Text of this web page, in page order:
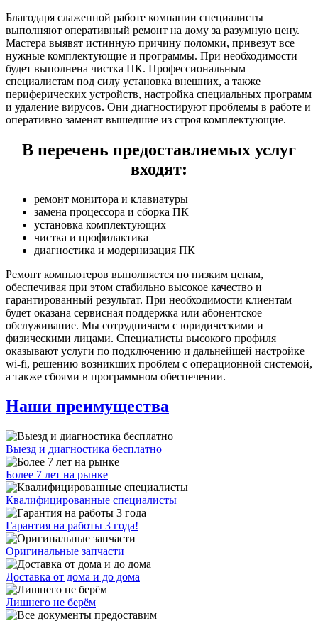
Благодаря слаженной работе компании специалисты
выполняют оперативный ремонт на дому за разумную цену.
Мастера выявят истинную причину поломки, привезут все
нужные комплектующие и программы. При необходимости
будет выполнена чистка ПК. Профессиональным
специалистам под силу установка внешних, а также
периферических устройств, настройка специальных программ
и удаление вирусов. Они диагностируют проблемы в работе и
оперативно заменят вышедшие из строя комплектующие.
В перечень предоставляемых услуг
входят:
ремонт монитора и клавиатуры
замена процессора и сборка ПК
установка комплектующих
чистка и профилактика
диагностика и модернизация ПК
Ремонт компьютеров выполняется по низким ценам,
обеспечивая при этом стабильно высокое качество и
гарантированный результат. При необходимости клиентам
будет оказана сервисная поддержка или абонентское
обслуживание. Мы сотрудничаем с юридическими и
физическими лицами. Специалисты высокого профиля
оказывают услуги по подключению и дальнейшей настройке
wi-fi, решению возникших проблем с операционной системой,
а также сбоями в программном обеспечении.
Наши преимущества
Выезд и диагностика бесплатно
Более 7 лет на рынке
Квалифицированные специалисты
Гарантия на работы 3 года!
Оригинальные запчасти
Доставка от дома и до дома
Лишнего не берём